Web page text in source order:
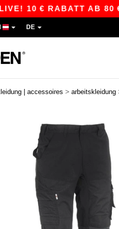
€ RABATT AB 80 € MIT
DE
| accessoires > arbeitskleidung